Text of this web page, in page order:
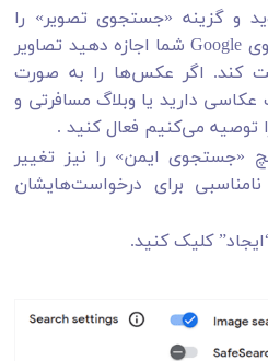
و گزینه «جستجوی تصویر» را
تغییر دهید تا به فرم جستجوی Google شما اجازه دهید تصاویر
کند. اگر عکس‌ها را به صورت
دارید یا وبلاگ مسافرتی و
توصیه می‌کنیم فعال کنید .
«جستجوی ایمن» را نیز تغییر
برای درخواست‌هایشان
کلیک کنید.